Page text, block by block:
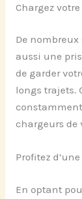
Chargez
De
aussi une
de garder
longs trajets.
chargeurs de
Profitez
En optant